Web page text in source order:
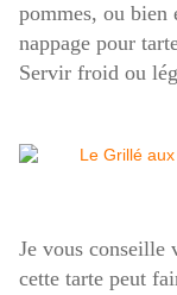
pommes, ou bien
nappage pour
Servir froid ou
Je vous conseille
cette tarte peut